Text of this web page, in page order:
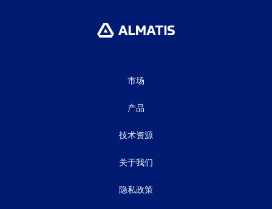
市场
产品
技术资源
关于我们
隐私政策